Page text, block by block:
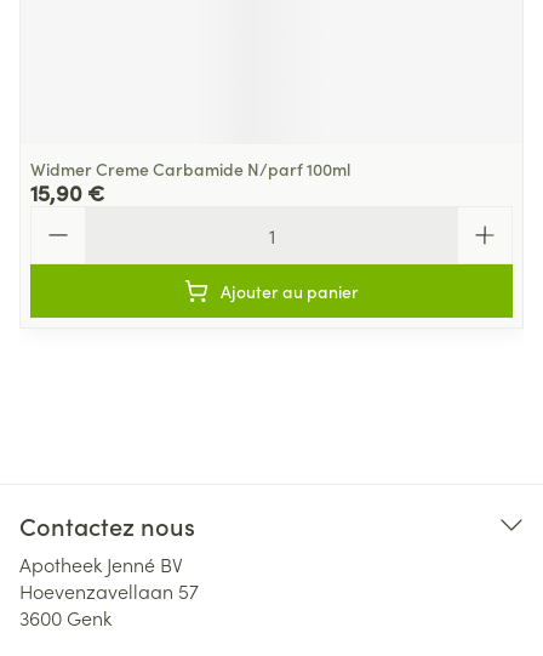
Widmer Creme Carbamide N/parf 100ml
15,90 €
Ajouter au panier
Contactez nous
Apotheek Jenné BV
Hoevenzavellaan 57
3600 Genk